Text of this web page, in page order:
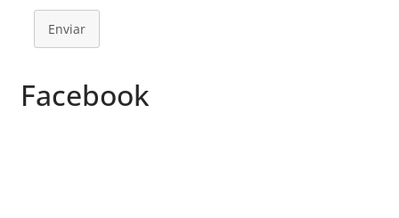
Enviar
Facebook